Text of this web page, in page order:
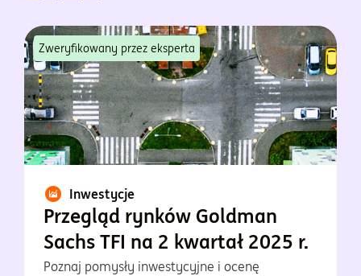
Zweryfikowany przez eksperta
Inwestycje
Przegląd rynków Goldman
Sachs TFI na 2 kwartał 2025 r.
Poznaj pomysły inwestycyjne i ocenę